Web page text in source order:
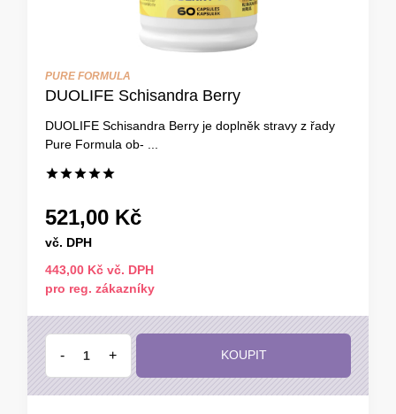
PURE FORMULA
DUOLIFE Schisandra Berry
DUOLIFE Schisandra Berry je doplněk stravy z řady
Pure Formula ob- ...
521,00 Kč
vč. DPH
443,00 Kč vč. DPH
pro reg. zákazníky
- + KOUPIT